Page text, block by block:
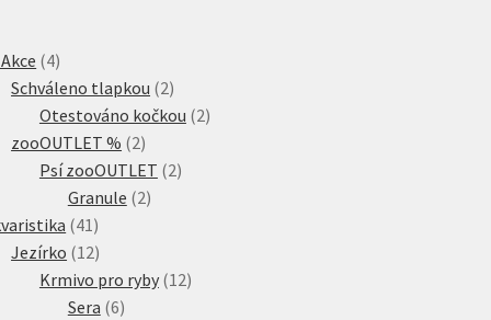
44
produkty
Schváleno tlapkou 22
produkty
Otestováno kočkou 22
zooOUTLET % 22
produkty
Psí zooOUTLET 22
Granule 22
4141
produktů
Jezírko 1212
produktů
Krmivo pro ryby 1212
Sera 66